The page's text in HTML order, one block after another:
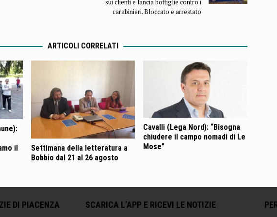
sui clienti e lancia bottiglie contro i
carabinieri. Bloccato e arrestato
ARTICOLI CORRELATI
il
Settimana della letteratura a
Bobbio dal 21 al 26 agosto
Cavalli (Lega Nord): “Bisogna
chiudere il campo nomadi di Le
Mose”
DI PIACENZA SCARICA L’APP E RICEVI LE NOTIZIE